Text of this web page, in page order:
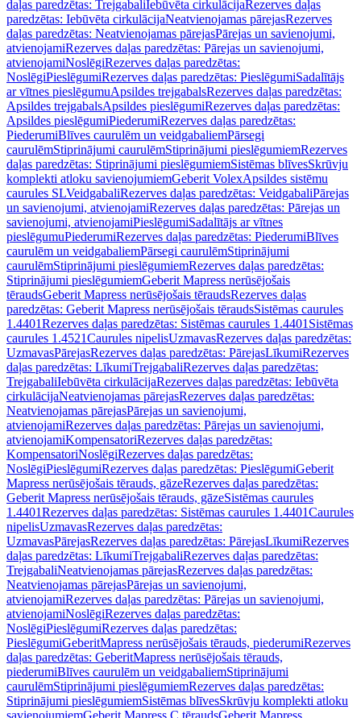
daļas paredzētas: TrejgabaliIebūvēta cirkulācijaRezerves daļas
paredzētas: Iebūvēta cirkulācijaNeatvienojamas pārejasRezerves
daļas paredzētas: Neatvienojamas pārejasPārejas un savienojumi,
atvienojamiRezerves daļas paredzētas: Pārejas un savienojumi,
atvienojamiNoslēgiRezerves daļas paredzētas:
NoslēgiPieslēgumiRezerves daļas paredzētas: PieslēgumiSadalītājs
ar vītnes pieslēgumuApsildes trejgabalsRezerves daļas paredzētas:
Apsildes trejgabalsApsildes pieslēgumiRezerves daļas paredzētas:
Apsildes pieslēgumiPiederumiRezerves daļas paredzētas:
PiederumiBlīves caurulēm un veidgabaliemPārsegi
caurulēmStiprinājumi caurulēmStiprinājumi pieslēgumiemRezerves
daļas paredzētas: Stiprinājumi pieslēgumiemSistēmas blīvesSkrūvju
komplekti atloku savienojumiemGeberit VolexApsildes sistēmu
caurules SLVeidgabaliRezerves daļas paredzētas: VeidgabaliPārejas
un savienojumi, atvienojamiRezerves daļas paredzētas: Pārejas un
savienojumi, atvienojamiPieslēgumiSadalītājs ar vītnes
pieslēgumuPiederumiRezerves daļas paredzētas: PiederumiBlīves
caurulēm un veidgabaliemPārsegi caurulēmStiprinājumi
caurulēmStiprinājumi pieslēgumiemRezerves daļas paredzētas:
Stiprinājumi pieslēgumiemGeberit Mapress nerūsējošais
tēraudsGeberit Mapress nerūsējošais tēraudsRezerves daļas
paredzētas: Geberit Mapress nerūsējošais tēraudsSistēmas caurules
1.4401Rezerves daļas paredzētas: Sistēmas caurules 1.4401 Sistēmas
caurules 1.4521Caurules nipelisUzmavasRezerves daļas paredzētas:
UzmavasPārejasRezerves daļas paredzētas: PārejasLīkumiRezerves
daļas paredzētas: LīkumiTrejgabaliRezerves daļas paredzētas:
TrejgabaliIebūvēta cirkulācijaRezerves daļas paredzētas: Iebūvēta
cirkulācijaNeatvienojamas pārejasRezerves daļas paredzētas:
Neatvienojamas pārejasPārejas un savienojumi,
atvienojamiRezerves daļas paredzētas: Pārejas un savienojumi,
atvienojamiKompensatoriRezerves daļas paredzētas:
KompensatoriNoslēgiRezerves daļas paredzētas:
NoslēgiPieslēgumiRezerves daļas paredzētas: PieslēgumiGeberit
Mapress nerūsējošais tērauds, gāzeRezerves daļas paredzētas:
Geberit Mapress nerūsējošais tērauds, gāzeSistēmas caurules
1.4401Rezerves daļas paredzētas: Sistēmas caurules 1.4401Caurules
nipelisUzmavasRezerves daļas paredzētas:
UzmavasPārejasRezerves daļas paredzētas: PārejasLīkumiRezerves
daļas paredzētas: LīkumiTrejgabaliRezerves daļas paredzētas:
TrejgabaliNeatvienojamas pārejasRezerves daļas paredzētas:
Neatvienojamas pārejasPārejas un savienojumi,
atvienojamiRezerves daļas paredzētas: Pārejas un savienojumi,
atvienojamiNoslēgiRezerves daļas paredzētas:
NoslēgiPieslēgumiRezerves daļas paredzētas:
PieslēgumiGeberitMapress nerūsējošais tērauds, piederumiRezerves
daļas paredzētas: GeberitMapress nerūsējošais tērauds,
piederumiBlīves caurulēm un veidgabaliemStiprinājumi
caurulēmStiprinājumi pieslēgumiemRezerves daļas paredzētas:
Stiprinājumi pieslēgumiemSistēmas blīvesSkrūvju komplekti atloku
savienojumiemGeberit Mapress C tēraudsGeberit Mapress